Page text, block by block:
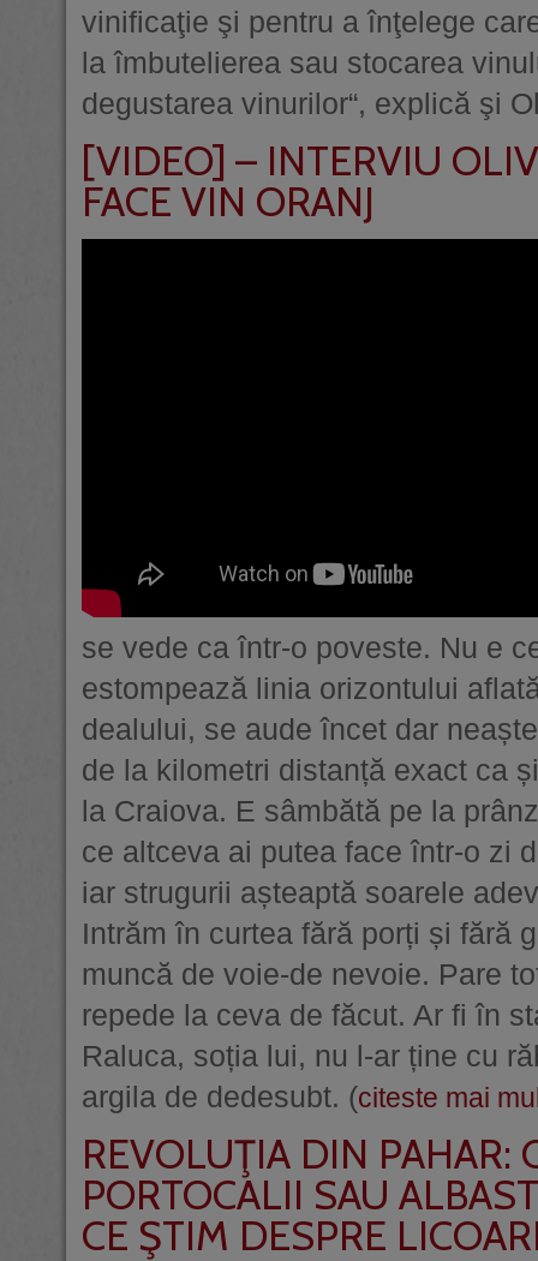
vinificaţie şi pentru a înţelege
la îmbutelierea sau stocarea
degustarea vinurilor“, explică şi
[VIDEO] – INTERVIU
FACE VIN ORANJ
se vede ca într-o poveste. Nu e
estompează linia orizontului
dealului, se aude încet dar
de la kilometri distanță exact ca
la Craiova. E sâmbătă pe la
ce altceva ai putea face într-o zi
iar strugurii așteaptă soarele
Intrăm în curtea fără porți și fără
muncă de voie-de nevoie. Pare
repede la ceva de făcut. Ar fi în
Raluca, soția lui, nu l-ar ține cu
argila de dedesubt. (citeste mai
REVOLUŢIA DIN PAHAR:
PORTOCALII SAU
CE ŞTIM DESPRE